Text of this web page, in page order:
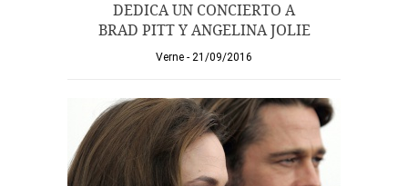
DEDICA UN CONCIERTO A
BRAD PITT Y ANGELINA JOLIE
Verne 21/09/2016